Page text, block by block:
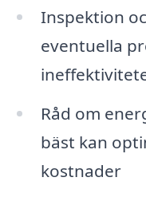
Inspektion
eventuella
Råd om
bäst kan
kostnader